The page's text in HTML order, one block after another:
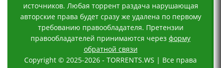
источников. Любая торрент раздача нарушающая
авторские права будет сразу же удалена по первому
требованию правообладателя. Претензии
правообладателей принимаются через форму
обратной связи
Copyright © 2025-2026 - TORRENTS.WS | Все права